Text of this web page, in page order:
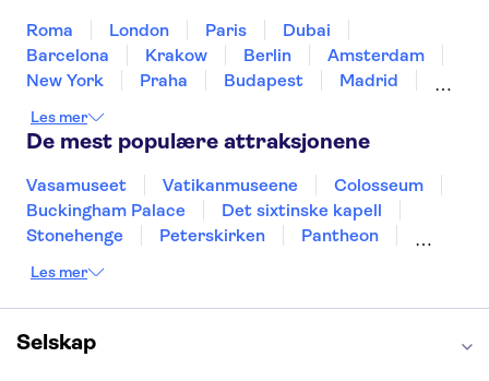
Roma London Paris
Dubai
Barcelona
Krakow Berlin
Amsterdam
New York
Praha Budapest
Madrid
Gdansk
Alicante Riga
Les mer
De mest populære attraksjonene
Vasamuseet Vatikanmuseene
Colosseum
Buckingham Palace
Det sixtinske kapell
Stonehenge
Peterskirken
Pantheon
Burj Khalifa
Alcatraz
Alhambra
Harry Potter Studios
Anne Franks hus
Blue Lagoon
Les mer
Selskap